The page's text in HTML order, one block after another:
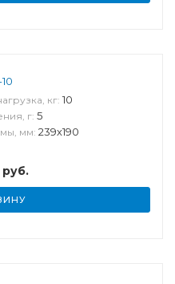
кг: 10
г: 5
мм: 239х190
руб.